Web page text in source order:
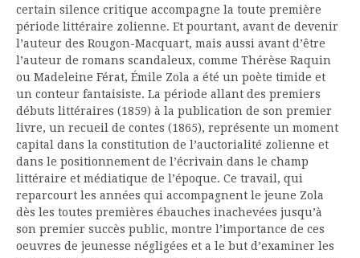
certain silence critique accompagne la toute première
période littéraire zolienne. Et pourtant, avant de devenir
l’auteur des Rougon-Macquart, mais aussi avant d’être
l’auteur de romans scandaleux, comme Thérèse Raquin
ou Madeleine Férat, Émile Zola a été un poète timide et
un conteur fantaisiste. La période allant des premiers
débuts littéraires (1859) à la publication de son premier
livre, un recueil de contes (1865), représente un moment
capital dans la constitution de l’auctorialité zolienne et
dans le positionnement de l’écrivain dans le champ
littéraire et médiatique de l’époque. Ce travail, qui
reparcourt les années qui accompagnent le jeune Zola
dès les toutes premières ébauches inachevées jusqu’à
son premier succès public, montre l’importance de ces
oeuvres de jeunesse négligées et a le but d’examiner les